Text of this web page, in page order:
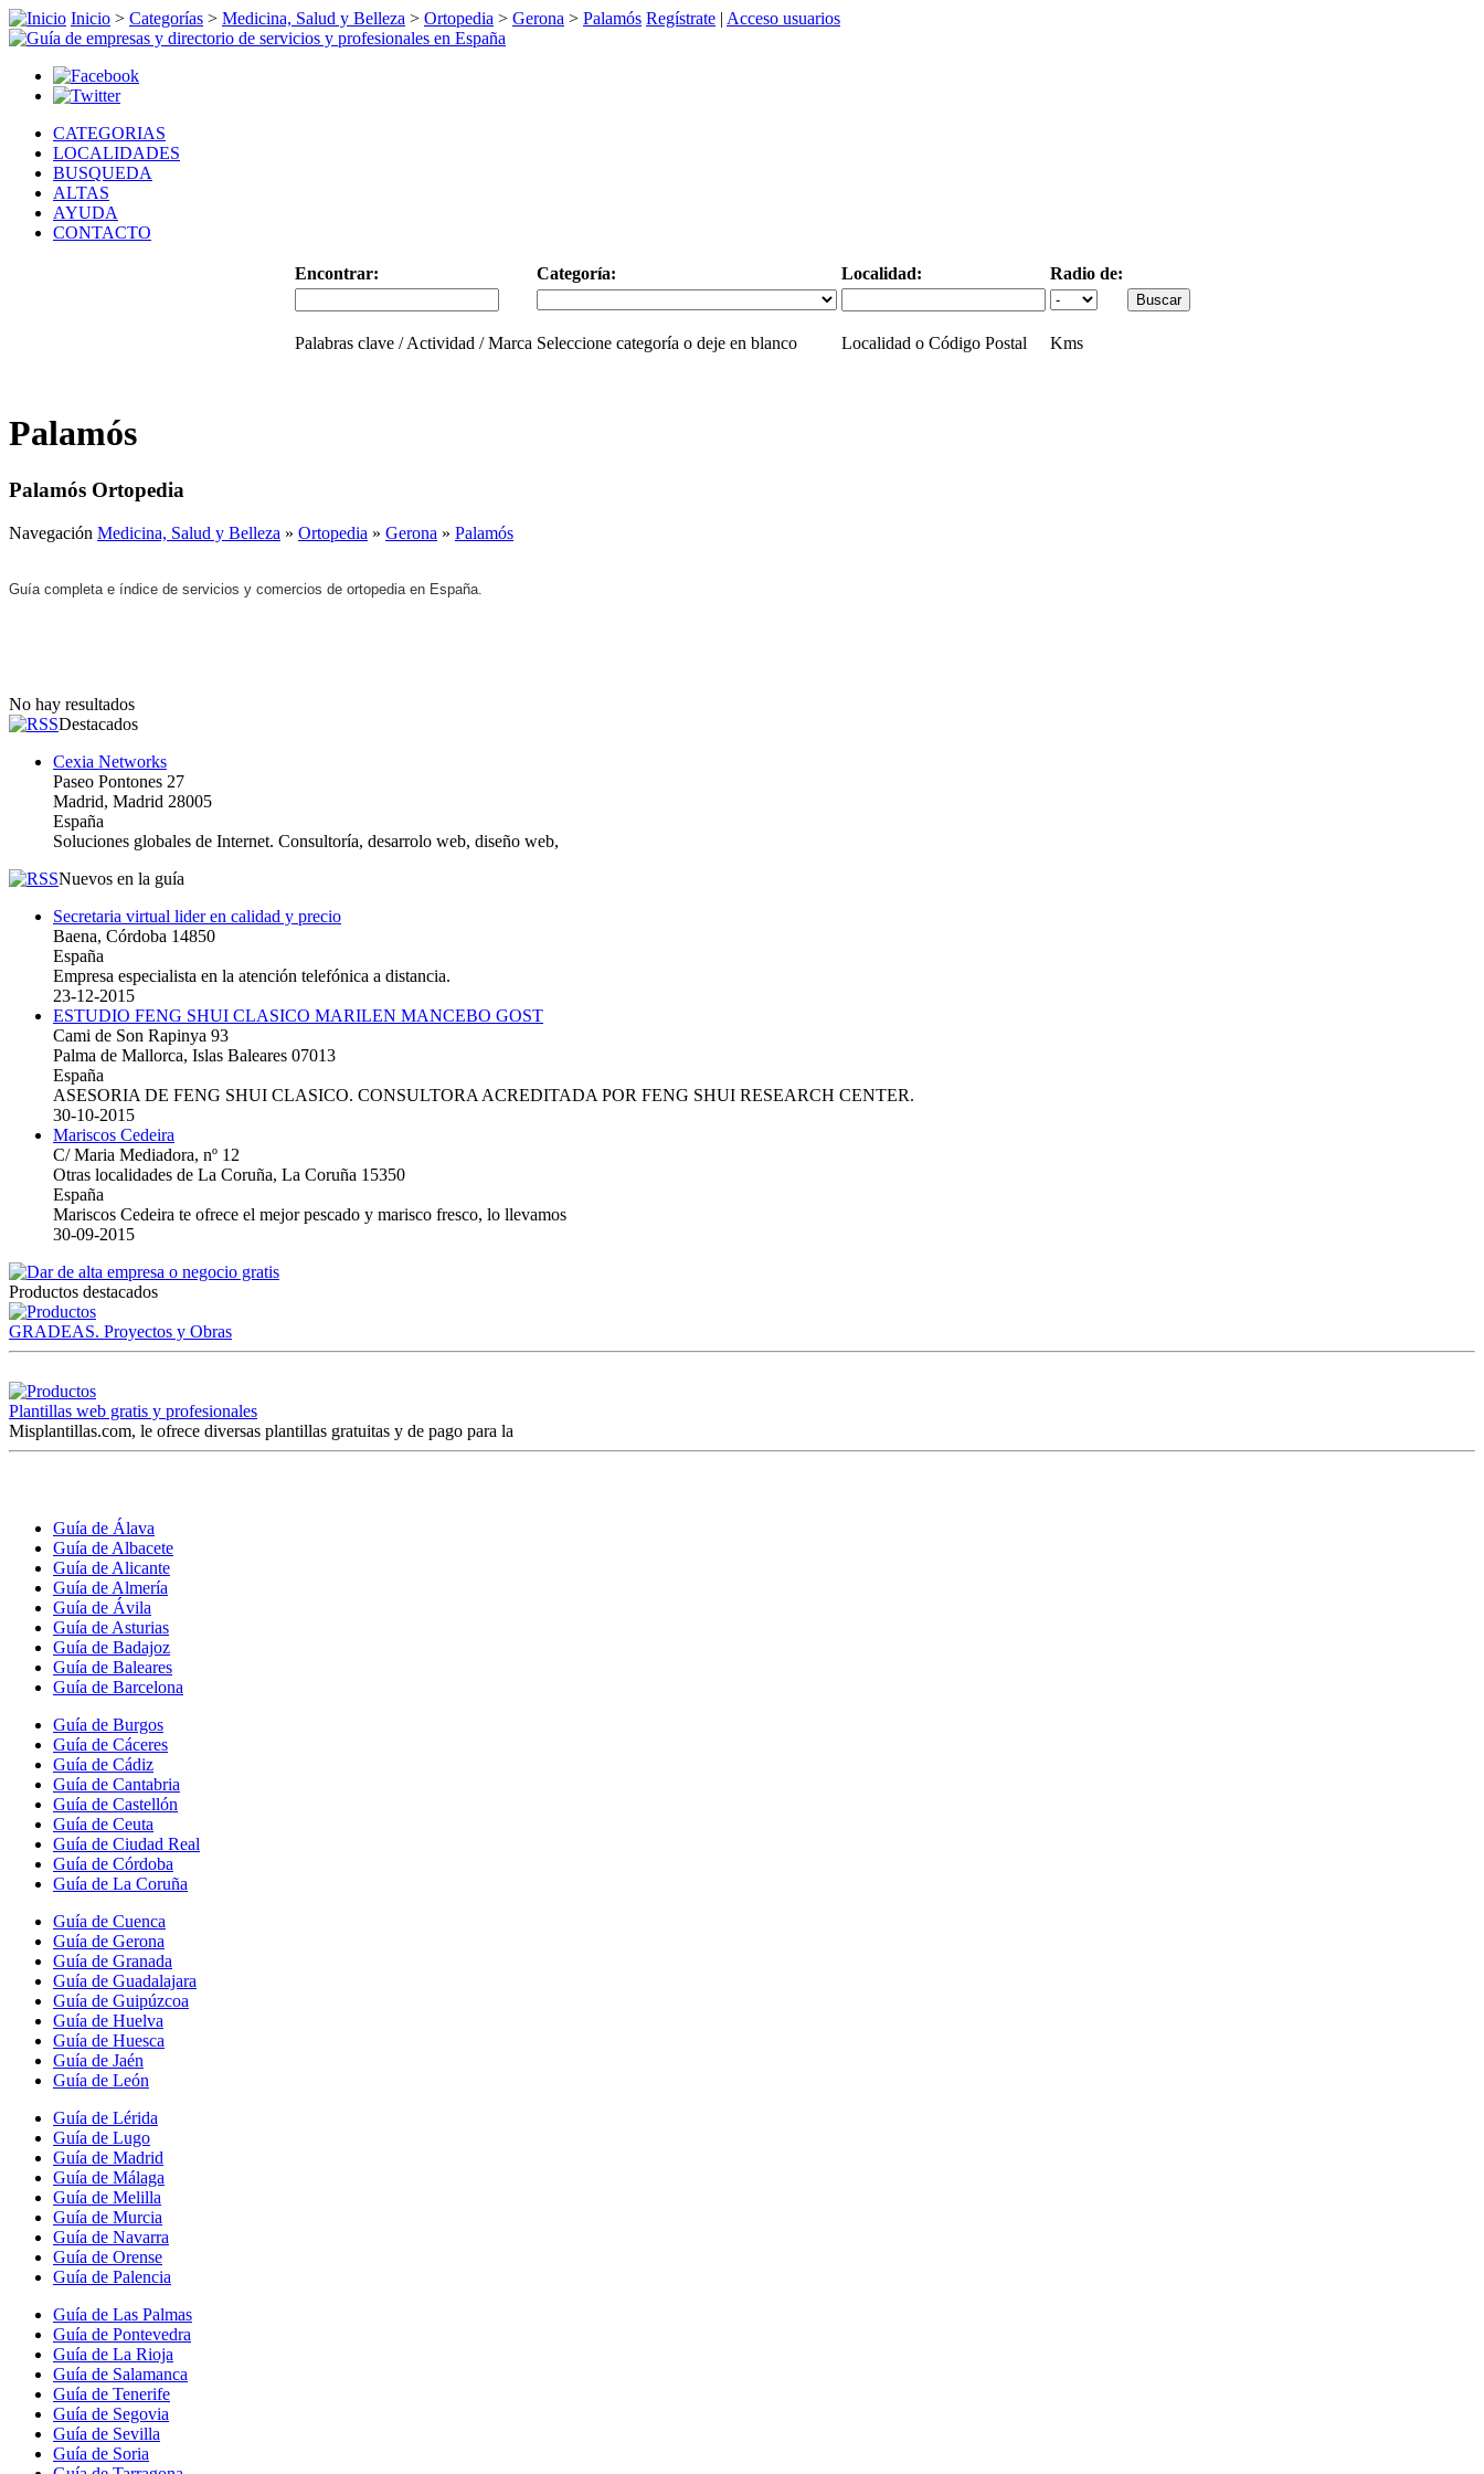
Inicio > Categorías > Medicina, Salud y Belleza > Ortopedia > Gerona > Palamós Regístrate | Acceso usuarios
CATEGORIAS
LOCALIDADES
BUSQUEDA
ALTAS
AYUDA
CONTACTO
Encontrar: Categoría: Localidad: Radio de:
Palabras clave / Actividad / Marca Seleccione categoría o deje en blanco Localidad o Código Postal Kms
Palamós
Palamós Ortopedia
Navegación Medicina, Salud y Belleza » Ortopedia » Gerona » Palamós
Guía completa e índice de servicios y comercios de ortopedia en España.
No hay resultados
Destacados
Cexia Networks
Paseo Pontones 27
Madrid, Madrid 28005
España
Soluciones globales de Internet. Consultoría, desarrolo web, diseño web,
Nuevos en la guía
Secretaria virtual lider en calidad y precio
Baena, Córdoba 14850
España
Empresa especialista en la atención telefónica a distancia.
23-12-2015
ESTUDIO FENG SHUI CLASICO MARILEN MANCEBO GOST
Cami de Son Rapinya 93
Palma de Mallorca, Islas Baleares 07013
España
ASESORIA DE FENG SHUI CLASICO. CONSULTORA ACREDITADA POR FENG SHUI RESEARCH CENTER.
30-10-2015
Mariscos Cedeira
C/ Maria Mediadora, nº 12
Otras localidades de La Coruña, La Coruña 15350
España
Mariscos Cedeira te ofrece el mejor pescado y marisco fresco, lo llevamos
30-09-2015
Productos destacados
GRADEAS. Proyectos y Obras
Plantillas web gratis y profesionales
Misplantillas.com, le ofrece diversas plantillas gratuitas y de pago para la
Guía de Álava
Guía de Albacete
Guía de Alicante
Guía de Almería
Guía de Ávila
Guía de Asturias
Guía de Badajoz
Guía de Baleares
Guía de Barcelona
Guía de Burgos
Guía de Cáceres
Guía de Cádiz
Guía de Cantabria
Guía de Castellón
Guía de Ceuta
Guía de Ciudad Real
Guía de Córdoba
Guía de La Coruña
Guía de Cuenca
Guía de Gerona
Guía de Granada
Guía de Guadalajara
Guía de Guipúzcoa
Guía de Huelva
Guía de Huesca
Guía de Jaén
Guía de León
Guía de Lérida
Guía de Lugo
Guía de Madrid
Guía de Málaga
Guía de Melilla
Guía de Murcia
Guía de Navarra
Guía de Orense
Guía de Palencia
Guía de Las Palmas
Guía de Pontevedra
Guía de La Rioja
Guía de Salamanca
Guía de Tenerife
Guía de Segovia
Guía de Sevilla
Guía de Soria